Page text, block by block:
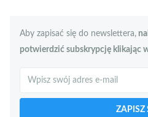
Aby zapisać się do newslettera,
potwierdzić subskrypcję klikając
Szukaj
ZAPISZ